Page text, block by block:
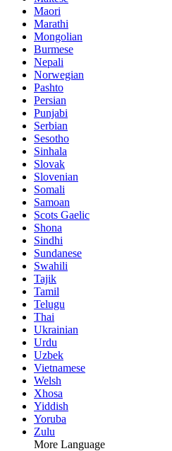
Maori
Marathi
Mongolian
Burmese
Nepali
Norwegian
Pashto
Persian
Punjabi
Serbian
Sesotho
Sinhala
Slovak
Slovenian
Somali
Samoan
Scots Gaelic
Shona
Sindhi
Sundanese
Swahili
Tajik
Tamil
Telugu
Thai
Ukrainian
Urdu
Uzbek
Vietnamese
Welsh
Xhosa
Yiddish
Yoruba
Zulu
More Language